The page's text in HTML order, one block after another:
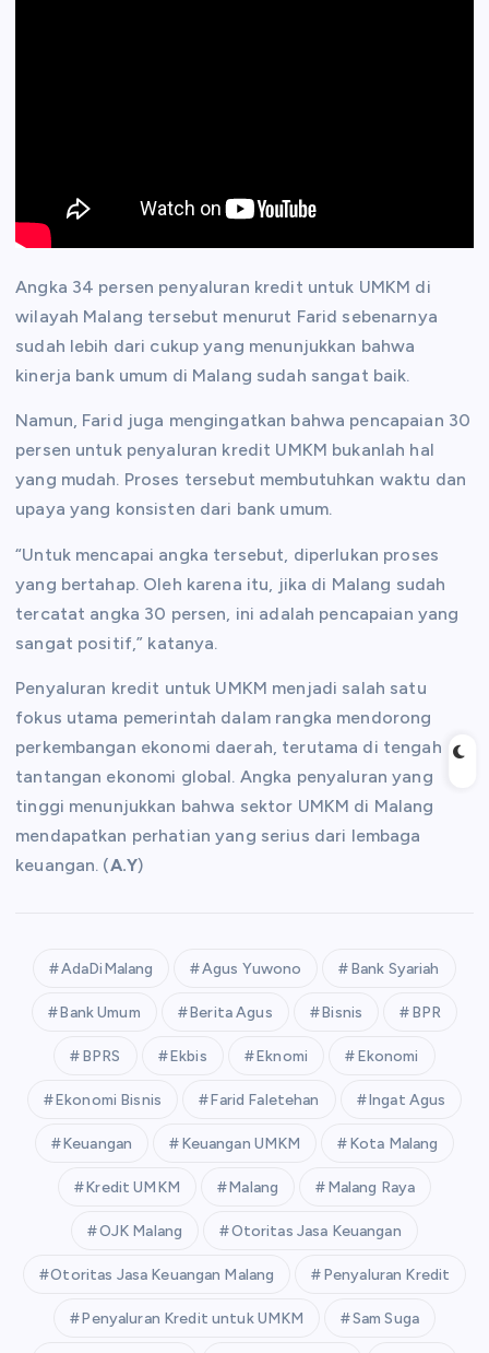
Angka 34 persen penyaluran kredit untuk UMKM di
wilayah Malang tersebut menurut Farid sebenarnya
sudah lebih dari cukup yang menunjukkan bahwa
kinerja bank umum di Malang sudah sangat baik.
Namun, Farid juga mengingatkan bahwa pencapaian 30
persen untuk penyaluran kredit UMKM bukanlah hal
yang mudah. Proses tersebut membutuhkan waktu dan
upaya yang konsisten dari bank umum.
“Untuk mencapai angka tersebut, diperlukan proses
yang bertahap. Oleh karena itu, jika di Malang sudah
tercatat angka 30 persen, ini adalah pencapaian yang
sangat positif,” katanya.
Penyaluran kredit untuk UMKM menjadi salah satu
fokus utama pemerintah dalam rangka mendorong
perkembangan ekonomi daerah, terutama di tengah
tantangan ekonomi global. Angka penyaluran yang
tinggi menunjukkan bahwa sektor UMKM di Malang
mendapatkan perhatian yang serius dari lembaga
keuangan. (A.Y)
AdaDiMalang Agus Yuwono Bank Syariah
Bank Umum Berita Agus Bisnis BPR
BPRS Ekbis Eknomi Ekonomi
Ekonomi Bisnis Farid Faletehan Ingat Agus
Keuangan Keuangan UMKM Kota Malang
Kredit UMKM Malang Malang Raya
OJK Malang Otoritas Jasa Keuangan
Otoritas Jasa Keuangan Malang Penyaluran Kredit
Penyaluran Kredit untuk UMKM Sam Suga